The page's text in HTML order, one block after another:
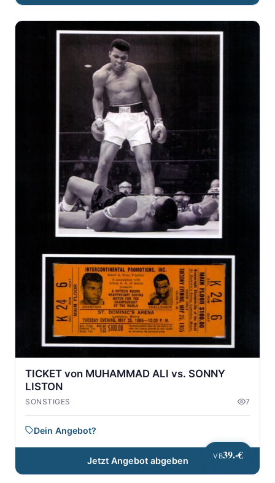
VB39.-€
TICKET von MUHAMMAD ALI vs. SONNY
LISTON
SONSTIGES 7
Dein Angebot?
Jetzt Angebot abgeben